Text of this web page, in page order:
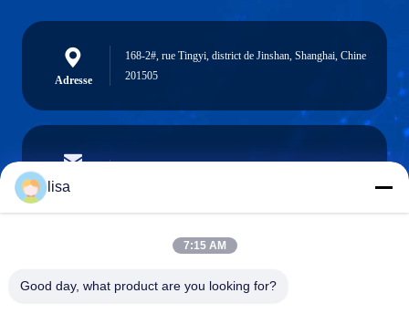
Adresse
168-2#, rue Tingyi, district de Jinshan, Shanghai, Chine
201505
E-mail
Téléphone
lisa
7:15 AM
Good day, what product are you looking for?